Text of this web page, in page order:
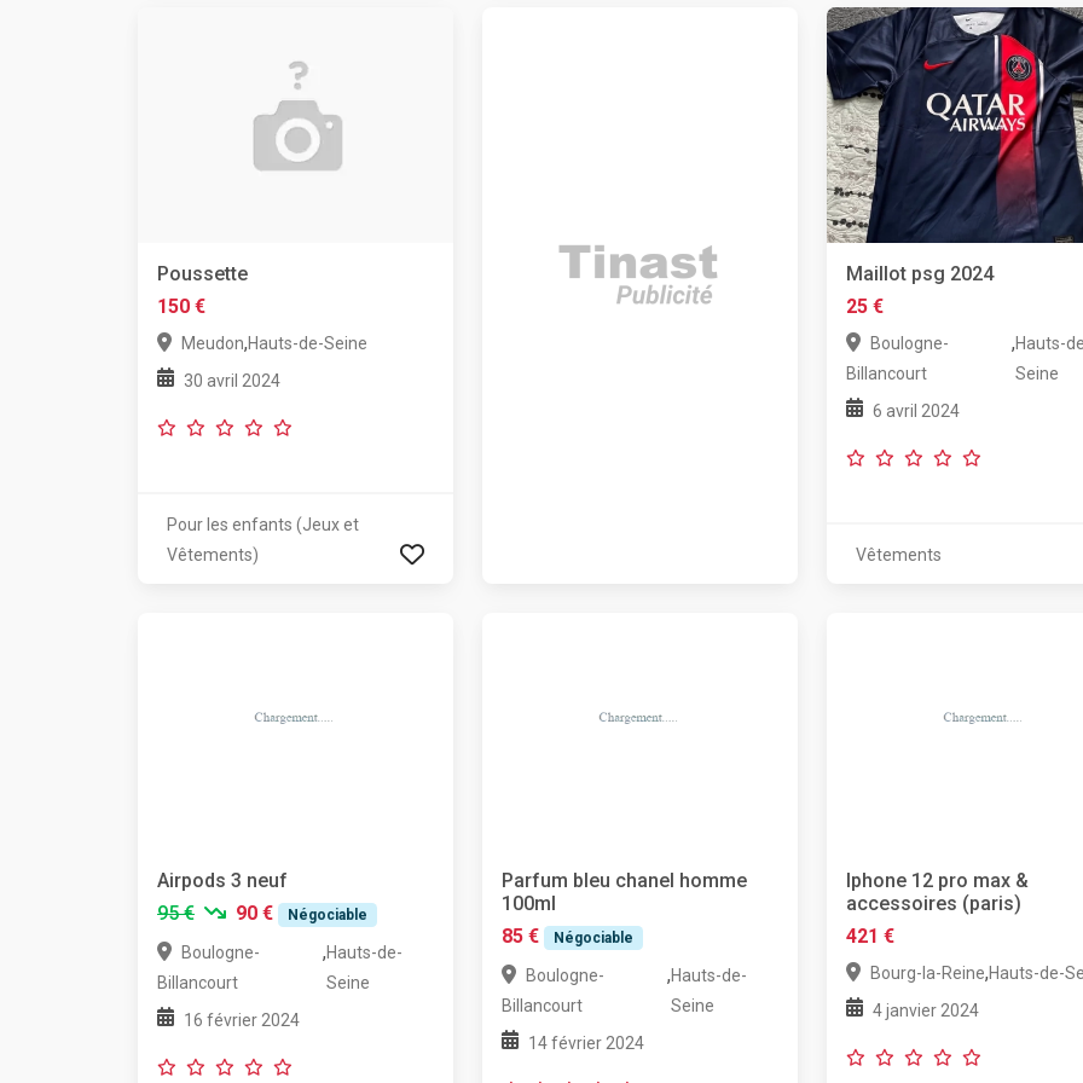
Poussette
150 €
Meudon,Hauts-de-Seine
30 avril 2024
Pour les enfants (Jeux et
Vêtements)
Maillot psg 2024
25 €
Boulogne-
Billancourt
,Hauts-
Seine
6 avril 2024
Vêtements
Airpods 3 neuf
95 €
90 € Négociable
Boulogne-
Billancourt
,Hauts-de-
Seine
16 février 2024
Parfum bleu chanel homme
100ml
85 €
Négociable
Boulogne-
Billancourt
,Hauts-de-
Seine
14 février 2024
Iphone 12 pro max &
accessoires (paris)
421 €
Bourg-la-Reine,Hauts-de-
4 janvier 2024